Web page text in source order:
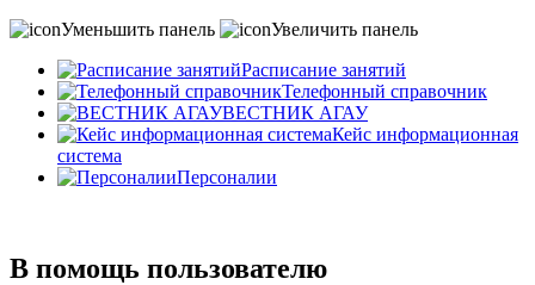
Уменьшить панель
Увеличить панель
Расписание занятий
Телефонный справочник
ВЕСТНИК АГАУ
Кейс информационная
система
Персоналии
В помощь пользователю